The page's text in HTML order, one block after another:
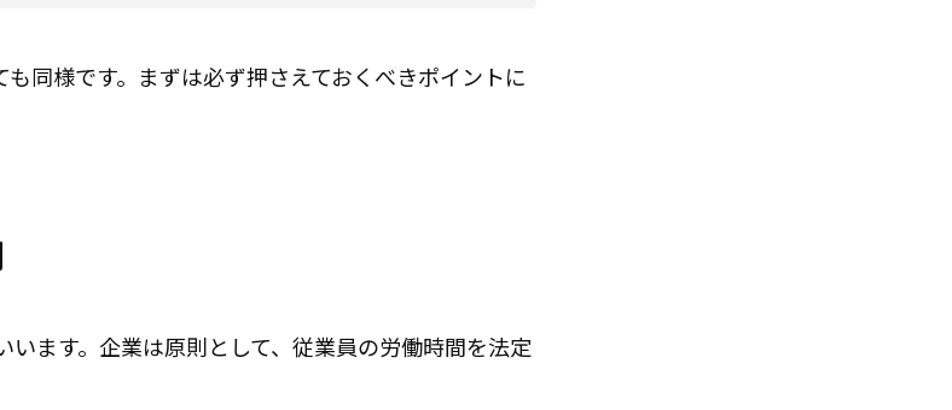
同様です。まずは必ず押さえておくべきポイントに
ます。企業は原則として、従業員の労働時間を法定